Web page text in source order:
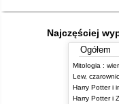
Najczęściej
Ogółem
Lew,
Harry Potter i
Harry Potter i